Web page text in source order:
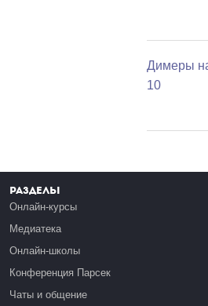
Димеры
10
Разделы
Онлайн-курсы
Медиатека
Онлайн-школы
Конференция Парсек
Чаты и общение